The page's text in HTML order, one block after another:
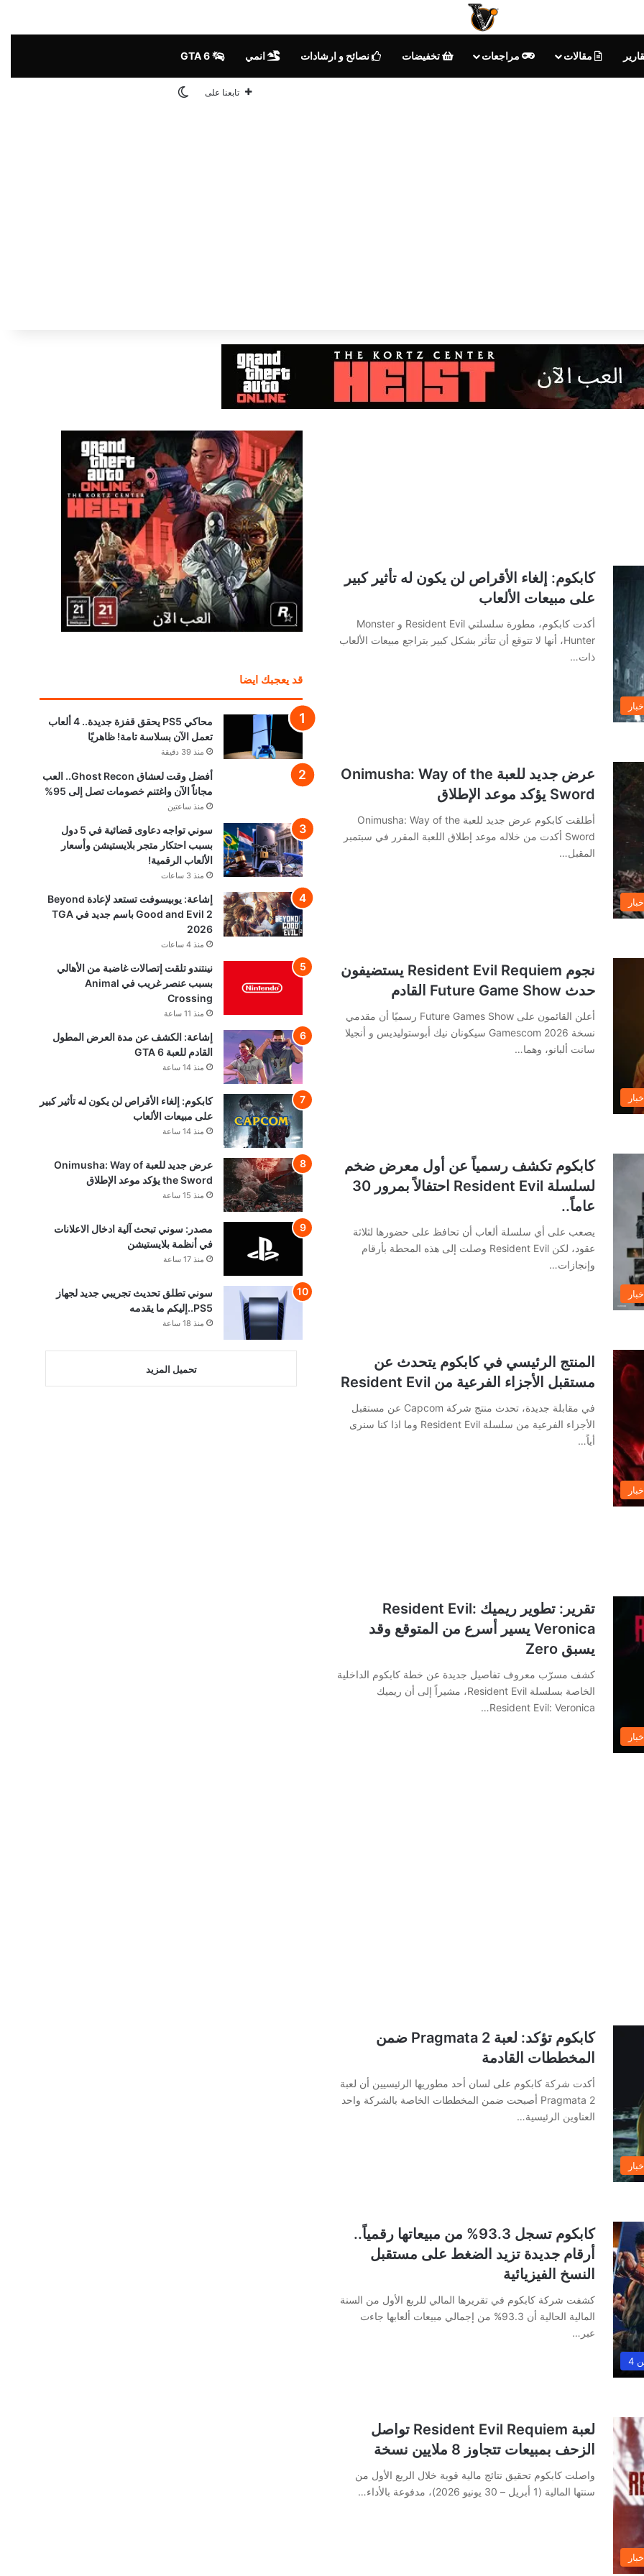
مقالات مراجعات تخفيضات نصائح و ارشادات انمي
تابعنا على الوضع المظلم
كابكوم: إلغاء الأقراص لن يكون له تأثير كبير
على مبيعات الألعاب
أكدت كابكوم، مطورة سلسلتي Resident Evil و Monster
Hunter، أنها لا تتوقع أن تتأثر بشكل كبير بتراجع مبيعات الألعاب
ذات…
عرض جديد للعبة Onimusha: Way of the
Sword يؤكد موعد الإطلاق
أطلقت كابكوم عرض جديد للعبة Onimusha: Way of the
Sword أكدت من خلاله موعد إطلاق اللعبة المقرر في سبتمبر
المقبل…
نجوم Resident Evil Requiem يستضيفون
حدث Future Game Show القادم
أعلن القائمون على Future Games Show رسميًا أن مقدمي
نسخة Gamescom 2026 سيكونان نيك أبوستوليديس و أنجيلا
سانت ألبانو، وهما…
كابكوم تكشف رسمياً عن أول معرض ضخم
لسلسلة Resident Evil احتفالاً بمرور 30
عاماً..
يصعب على أي سلسلة ألعاب أن تحافظ على حضورها لثلاثة
عقود، لكن Resident Evil وصلت إلى هذه المحطة بأرقام
وإنجازات…
المنتج الرئيسي في كابكوم يتحدث عن
مستقبل الأجزاء الفرعية من Resident Evil
في مقابلة جديدة، تحدث منتج شركة Capcom عن مستقبل
الأجزاء الفرعية من سلسلة Resident Evil وما اذا كنا سنرى
أياً…
تقرير: تطوير ريميك Resident Evil:
Veronica يسير أسرع من المتوقع وقد
يسبق Zero
كشف مسرّب معروف تفاصيل جديدة عن خطة كابكوم الداخلية
الخاصة بسلسلة Resident Evil، مشيراً إلى أن ريميك
Resident Evil: Veronica…
كابكوم تؤكد: لعبة Pragmata 2 ضمن
المخططات القادمة
أكدت شركة كابكوم على لسان أحد مطوريها الرئيسيين أن لعبة
Pragmata 2 أصبحت ضمن المخططات الخاصة بالشركة واحد
العناوين الرئيسية…
4
كابكوم تسجل 93.3% من مبيعاتها رقمياً..
أرقام جديدة تزيد الضغط على مستقبل
النسخ الفيزيائية
كشفت شركة كابكوم في تقريرها المالي للربع الأول من السنة
المالية الحالية أن 93.3% من إجمالي مبيعات ألعابها جاءت
عبر…
لعبة Resident Evil Requiem تواصل
الزحف بمبيعات تتجاوز 8 ملايين نسخة
واصلت كابكوم تحقيق نتائج مالية قوية خلال الربع الأول من
سنتها المالية (1 أبريل – 30 يونيو 2026)، مدفوعة بالأداء…
قد يعجبك ايضا
محاكي PS5 يحقق قفزة جديدة.. 4 ألعاب
تعمل الآن بسلاسة تامة! ظاهريًا
منذ 39 دقيقة
أفضل وقت لعشاق Ghost Recon.. العب
مجاناً الآن واغتنم خصومات تصل إلى 95%
منذ ساعتين
سوني تواجه دعاوى قضائية في 5 دول
بسبب احتكار متجر بلايستيشن وأسعار
الألعاب الرقمية!
منذ 3 ساعات
إشاعة: يوبيسوفت تستعد لإعادة Beyond
Good and Evil 2 باسم جديد في TGA
2026
منذ 4 ساعات
نينتندو تلقت إتصالات غاضبة من الأهالي
بسبب عنصر غريب في Animal
Crossing
منذ 11 ساعة
إشاعة: الكشف عن مدة العرض المطول
القادم للعبة GTA 6
منذ 14 ساعة
كابكوم: إلغاء الأقراص لن يكون له تأثير كبير
على مبيعات الألعاب
منذ 14 ساعة
عرض جديد للعبة Onimusha: Way of
the Sword يؤكد موعد الإطلاق
منذ 15 ساعة
مصدر: سوني تبحث آلية ادخال الاعلانات
في أنظمة بلايستيشن
منذ 17 ساعة
سوني تطلق تحديث تجريبي جديد لجهاز
PS5..إليكم ما يقدمه
منذ 18 ساعة
تحميل المزيد